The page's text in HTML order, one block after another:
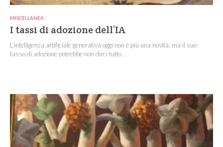
MISCELLANEA
I tassi di adozione dell’IA
L’intelligenza artificiale generativa oggi non è più una novità, ma il suo
tasso di adozione potrebbe non dirci tutto...